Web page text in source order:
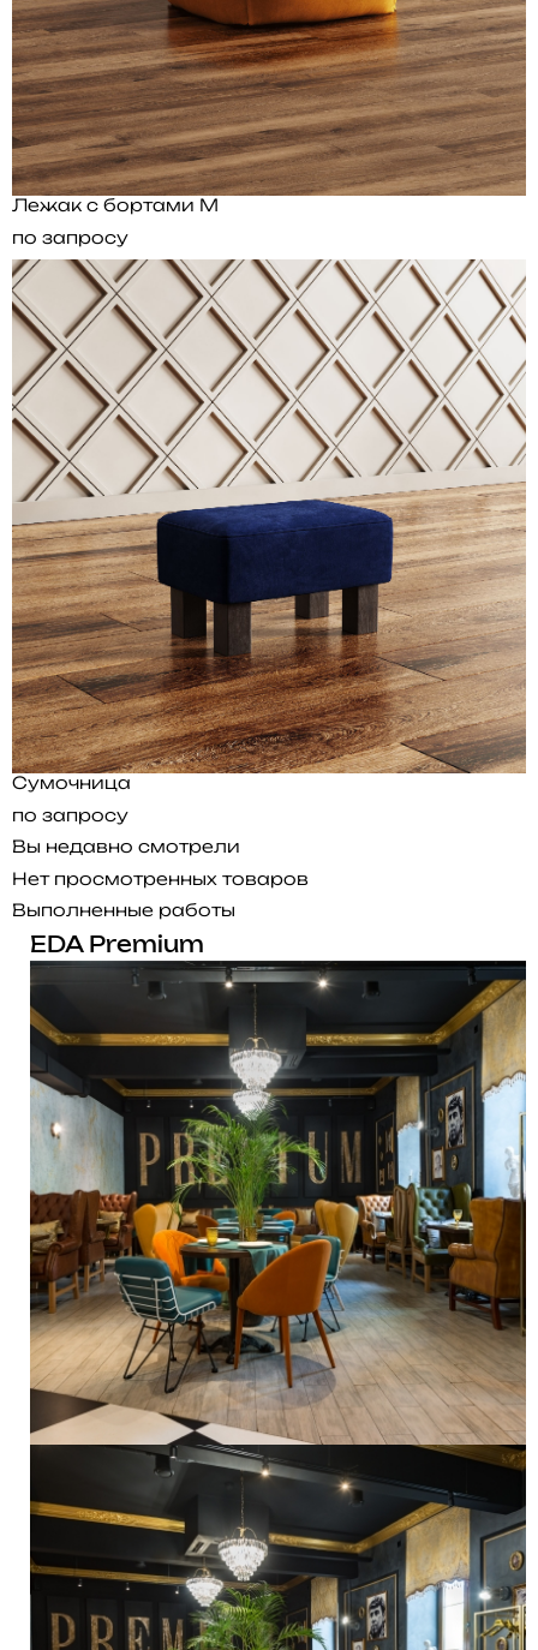
Лежак с бортами M
по запросу
Сумочница
по запросу
Вы недавно смотрели
Нет просмотренных товаров
Выполненные работы
EDA Premium